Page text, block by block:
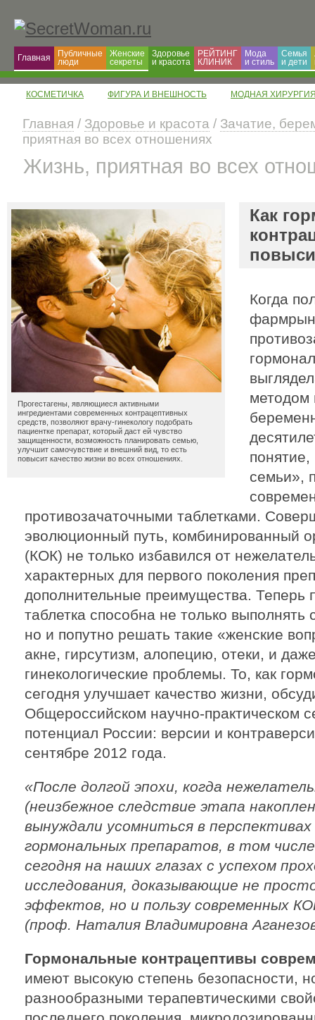
Главная
Публичные
люди
Женские
секреты
Здоровье
и красота
РЕЙТИНГ
КЛИНИК
Мода
и cтиль
Семья
и дети
КОСМЕТИЧКА ФИГУРА И ВНЕШНОСТЬ МОДНАЯ
Главная / Здоровье и красота / Зачатие,
приятная во всех отношениях
Жизнь, приятная во всех
Прогестагены, являющиеся активными
ингредиентами современных контрацептивных
средств, позволяют врачу-гинекологу подобрать
пациентке препарат, который даст ей чувство
защищенности, возможность планировать семью,
улучшит самочувствие и внешний вид, то есть
повысит качество жизни во всех отношениях.
Как
Когда
методом
понятие,
семьи»,
противозачаточными таблетками.
эволюционный путь, комбинированный
(КОК) не только избавился от
характерных для первого поколения
дополнительные преимущества. Теперь
таблетка способна не только
но и попутно решать такие «женские
акне, гирсутизм, алопецию, отеки, и
гинекологические проблемы. То, как
сегодня улучшает качество жизни,
Общероссийском научно-практическом
потенциал России: версии и
сентябре 2012 года.
«После долгой эпохи, когда
(неизбежное следствие этапа
вынуждали усомниться в перспективах
гормональных препаратов, в том
сегодня на наших глазах с успехом
исследования, доказывающие не
эффектов, но и пользу современных
(проф. Наталия Владимировна
Гормональные контрацептивы
имеют высокую степень безопасности,
разнообразными терапевтическими